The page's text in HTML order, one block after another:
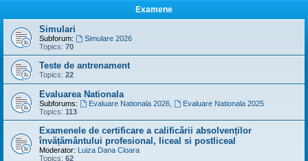
Examene
Simulari
Subforum:
Simulare 2026
Topics: 70
Teste de antrenament
Topics: 22
Evaluarea Nationala
Subforums: Evaluare Nationala 2026,
Evaluare Nationala 2025
Topics: 113
Examenele de certificare a calificării absolvenților
învățământului profesional, liceal si postliceal
Moderator: Luiza Dana Cioara
Topics: 62